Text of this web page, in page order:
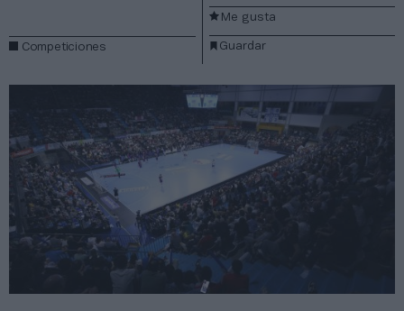
Competiciones Guardar
Me gusta